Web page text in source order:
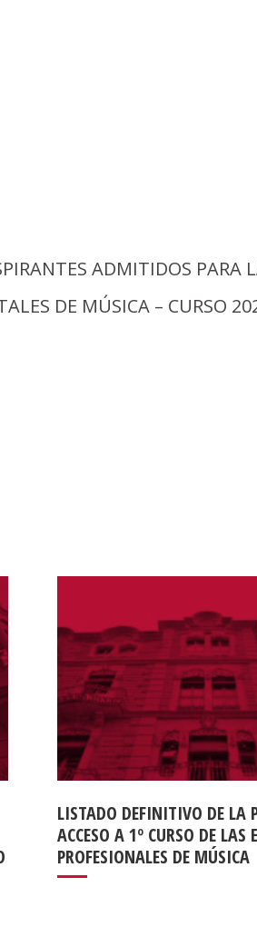
ADMITIDOS PARA
DE MÚSICA – CURSO
LISTADO DEFINITIVO DE LA
ACCESO A 1º CURSO DE LAS
PROFESIONALES DE MÚSICA